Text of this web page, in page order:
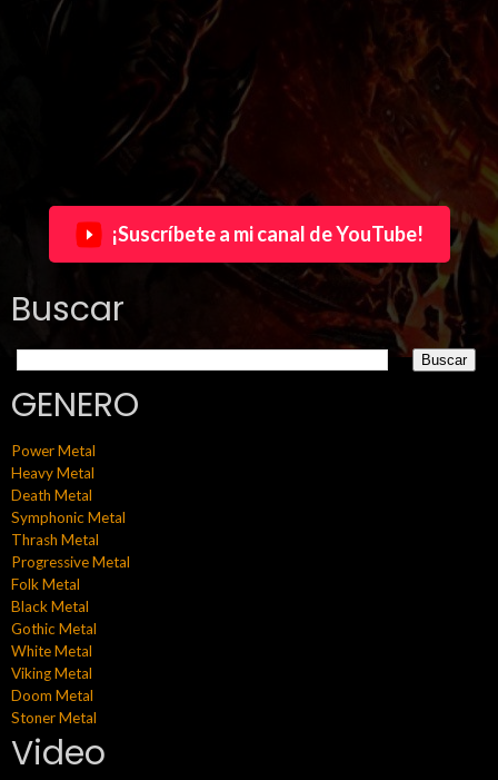
¡Suscríbete a mi canal de YouTube!
Buscar
GENERO
Power Metal
Heavy Metal
Death Metal
Symphonic Metal
Thrash Metal
Progressive Metal
Folk Metal
Black Metal
Gothic Metal
White Metal
Viking Metal
Doom Metal
Stoner Metal
Video